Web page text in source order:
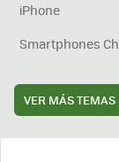
iPhone
Smartphones
VER MÁS TEMAS